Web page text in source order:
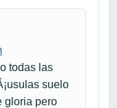
todas las
suelo
gloria pero